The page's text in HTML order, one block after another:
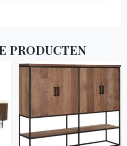
PRODUCTEN